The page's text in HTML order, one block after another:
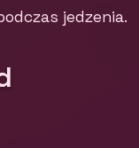
jedzenia.